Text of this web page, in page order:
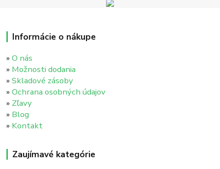
Informácie o nákupe
»O nás
» Možnosti dodania
»Skladové zásoby
»Ochrana osobných údajov
» Zľavy
» Blog
» Kontakt
Zaujímavé kategórie